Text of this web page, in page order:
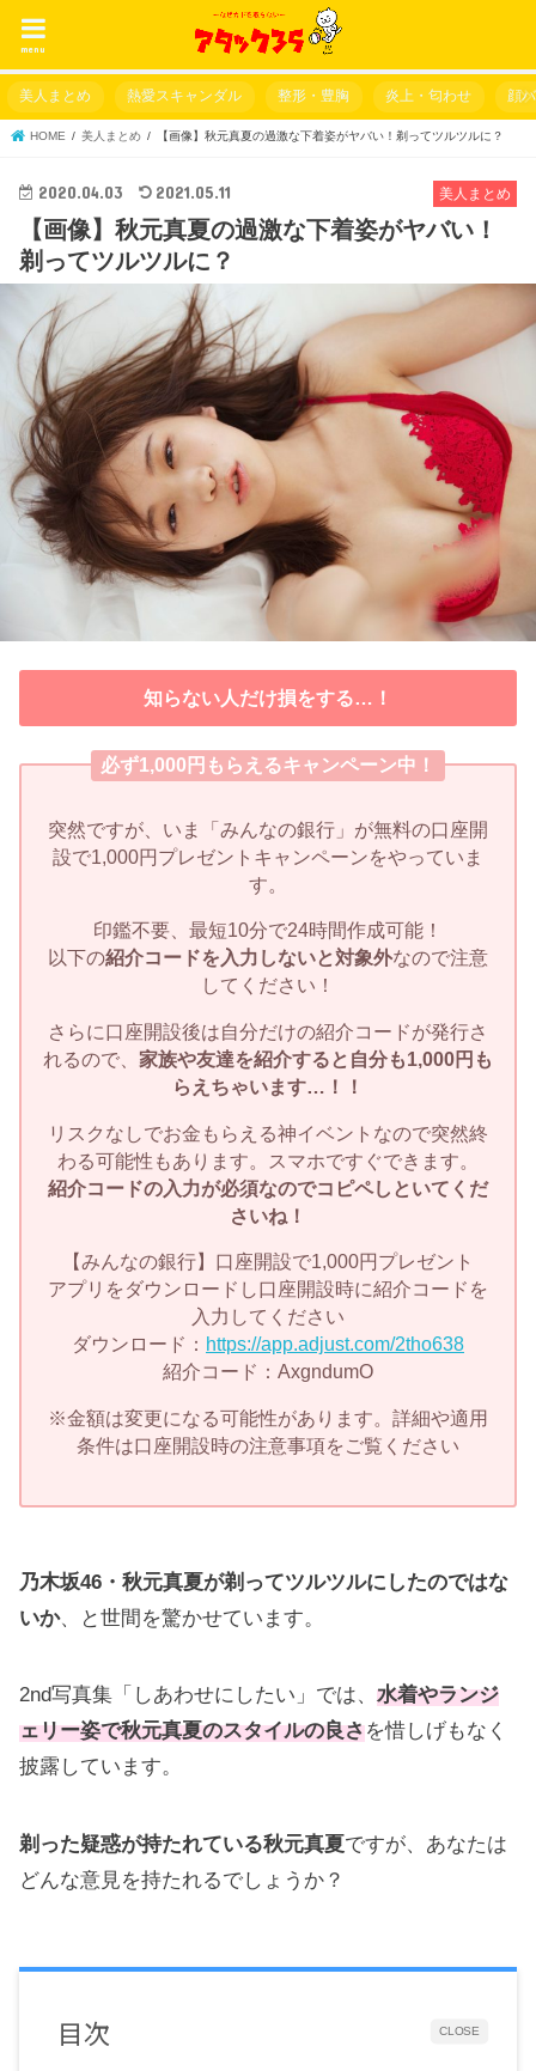
menu
美人まとめ 熱愛スキャンダル 整形・豊胸 炎上・匂わせ 顔
HOME 美人まとめ 【画像】秋元真夏の過激な下着姿がヤバい！剃ってツルツルに？
美人まとめ
2020.04.03 2021.05.11
【画像】秋元真夏の過激な下着姿がヤバい！
剃ってツルツルに？
知らない人だけ損をする…！
必ず1,000円もらえるキャンペーン中！
突然ですが、いま「みんなの銀行」が無料の口座開
設で1,000円プレゼントキャンペーンをやっていま
す。
印鑑不要、最短10分で24時間作成可能！
以下の紹介コードを入力しないと対象外なので注意
してください！
さらに口座開設後は自分だけの紹介コードが発行さ
れるので、 家族や友達を紹介すると自分も1,000円も
らえちゃいます…！！
リスクなしでお金もらえる神イベントなので突然終
わる可能性もあります。スマホですぐできます。
紹介コードの入力が必須なのでコピペしといてくだ
さいね！
【みんなの銀行】口座開設で1,000円プレゼント
アプリをダウンロードし口座開設時に紹介コードを
入力してください
ダウンロード： https://app.adjust.com/2tho638
紹介コード：AxgndumO
※金額は変更になる可能性があります。詳細や適用
条件は口座開設時の注意事項をご覧ください
乃木坂46・秋元真夏が剃ってツルツルにしたのではな
いか、と世間を驚かせています。
2nd写真集「しあわせにしたい」では、水着やランジ
ェリー姿で秋元真夏のスタイルの良さを惜しげもなく
披露しています。
剃った疑惑が持たれている秋元真夏ですが、あなたは
どんな意見を持たれるでしょうか？
CLOSE
目次